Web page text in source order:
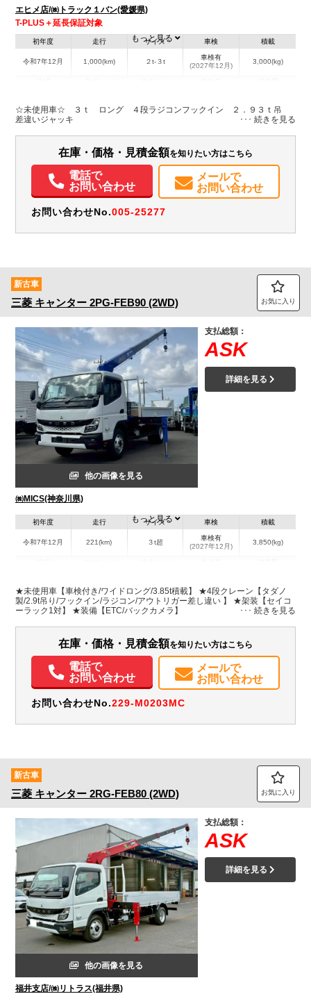
エヒメ店/㈱トラック１バン(愛媛県)
T-PLUS＋延長保証対象
初年度
令和7年12月
走行
1,000(km)
サイズ
２t-３t
車検
車検有
(2027年12月)
積載
3,000(kg)
愛媛県
W:1,780
H:370
W:1,930
H:2,770
無
電動格納ミラー
ETC メンテナンスノート（保証書）
もっと見る
☆未使用車☆ ３ｔ ロング ４段ラジコンフックイン ２．９３ｔ吊
差違いジャッキ
在庫・価格・見積金額を知りたい方はこちら
電話で
お問い合わせ
メールで
お問い合わせ
お問い合わせNo.005-25277
新古車
三菱 キャンター 2PG-FEB90 (2WD) お気に入り
他の画像を見る
㈱MICS(神奈川県)
支払総額：
ASK
詳細を見る
初年度
令和7年12月
走行
221(km)
サイズ
３t超
車検
車検有
(2027年12月)
積載
3,850(kg)
神奈川県
W:2,080
H:380
W:2,220
H:2,800
無
パワステ パワーウィンドウ ABS エアバッグ
電動格納ミラー
ETC
バックモニター メンテナンスノート（保証書）
もっと見る
★未使用車【車検付き/ワイドロング/3.85t積載】 ★4段クレーン【タダノ
製/2.9t吊り/フックイン/ラジコン/アウトリガー差し違い 】 ★架装【セイコ
ーラック1対】 ★装備【ETC/バックカメラ】
在庫・価格・見積金額を知りたい方はこちら
電話で
お問い合わせ
メールで
お問い合わせ
お問い合わせNo.229-M0203MC
新古車
三菱 キャンター 2RG-FEB80 (2WD) お気に入り
他の画像を見る
福井支店/㈱リトラス(福井県)
支払総額：
ASK
詳細を見る